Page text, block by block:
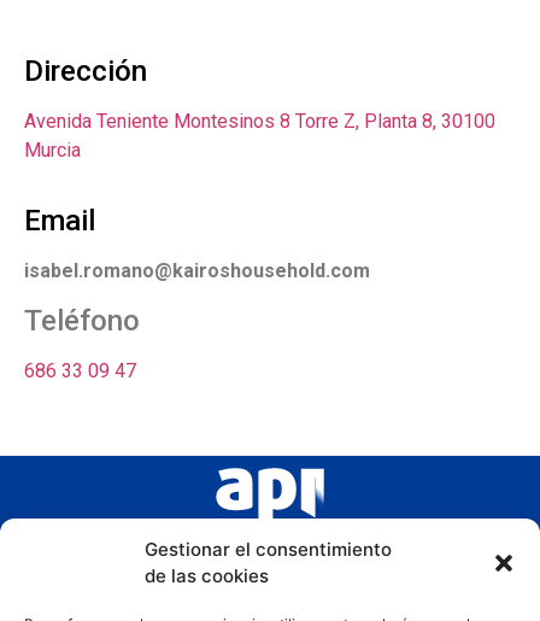
Gestionar el consentimiento
de las cookies
Dirección
Avenida Teniente Montesinos 8 Torre Z, Planta 8, 30100
Murcia
Email
isabel.romano@kairoshousehold.com
Teléfono
686 33 09 47